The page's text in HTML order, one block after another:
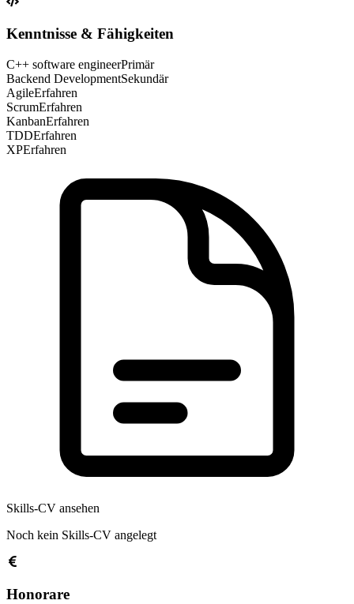
Kenntnisse & Fähigkeiten
C++ software engineerPrimär
Backend DevelopmentSekundär
AgileErfahren
ScrumErfahren
KanbanErfahren
TDDErfahren
XPErfahren
Skills-CV ansehen
Noch kein Skills-CV angelegt
Honorare